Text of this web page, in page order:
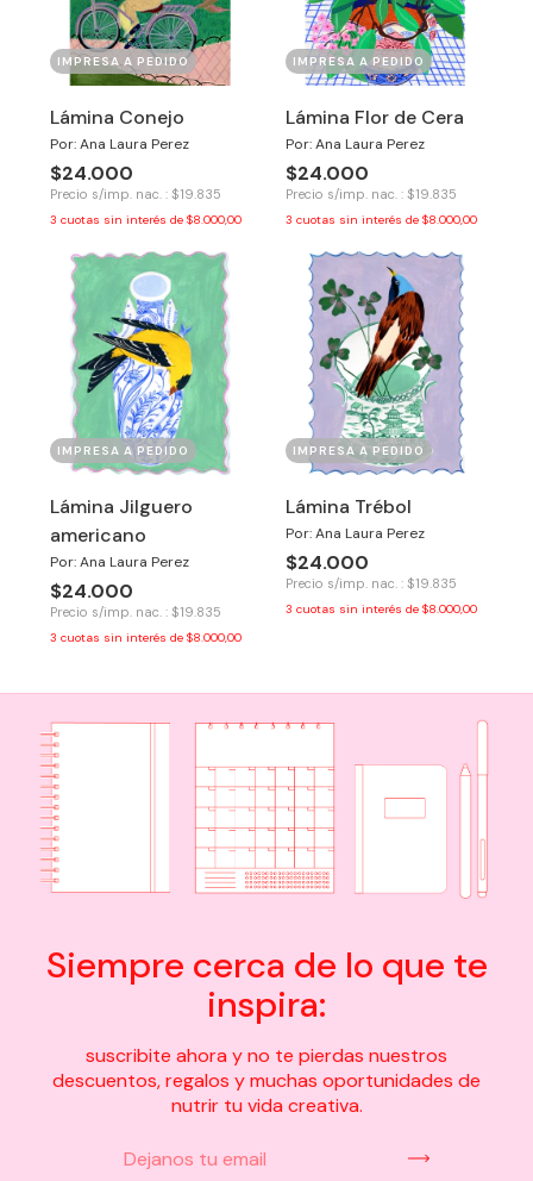
IMPRESA A PEDIDO
Lámina Conejo
Por: Ana Laura Perez
$24.000
Precio s/imp. nac. : $19.835
3 cuotas sin interés de $8.000,00
IMPRESA A PEDIDO
Lámina Flor de Cera
Por: Ana Laura Perez
$24.000
Precio s/imp. nac. : $19.835
3 cuotas sin interés de $8.000,00
IMPRESA A PEDIDO
Lámina Jilguero
americano
Por: Ana Laura Perez
$24.000
Precio s/imp. nac. : $19.835
3 cuotas sin interés de $8.000,00
IMPRESA A PEDIDO
Lámina Trébol
Por: Ana Laura Perez
$24.000
Precio s/imp. nac. : $19.835
3 cuotas sin interés de $8.000,00
Siempre cerca de lo que te
inspira:
suscribite ahora y no te pierdas nuestros
descuentos, regalos y muchas oportunidades de
nutrir tu vida creativa.